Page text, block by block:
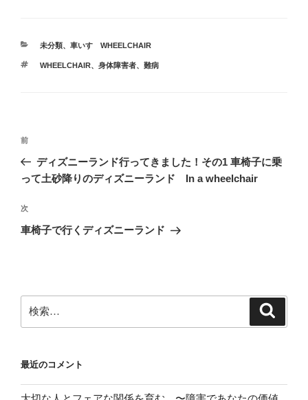
e
b
o
d
カ
ゴ
未分類、 車いす WHEELCHAIR
タ
WHEELCHAIR、 身体障害者、 難病
投
ナ
ゲ
ー
前
の
前
ディズニーランド行ってきました！その1 車椅子に乗
って土砂降りのディズニーランド In a wheelchair
次
の
次
車椅子で行くディズニーランド
索:
最近のコメント